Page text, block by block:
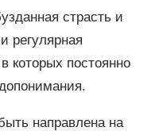
страсть и
регулярная
которых постоянно
направлена на